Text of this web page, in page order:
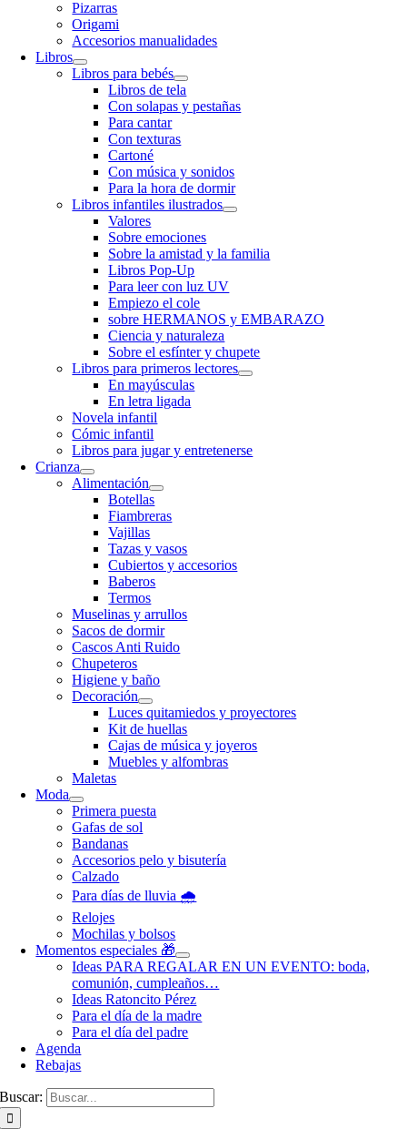
Pizarras
Origami
Accesorios manualidades
Libros
Libros para bebés
Libros de tela
Con solapas y pestañas
Para cantar
Con texturas
Cartoné
Con música y sonidos
Para la hora de dormir
Libros infantiles ilustrados
Valores
Sobre emociones
Sobre la amistad y la familia
Libros Pop-Up
Para leer con luz UV
Empiezo el cole
sobre HERMANOS y EMBARAZO
Ciencia y naturaleza
Sobre el esfínter y chupete
Libros para primeros lectores
En mayúsculas
En letra ligada
Novela infantil
Cómic infantil
Libros para jugar y entretenerse
Crianza
Alimentación
Botellas
Fiambreras
Vajillas
Tazas y vasos
Cubiertos y accesorios
Baberos
Termos
Muselinas y arrullos
Sacos de dormir
Cascos Anti Ruido
Chupeteros
Higiene y baño
Decoración
Luces quitamiedos y proyectores
Kit de huellas
Cajas de música y joyeros
Muebles y alfombras
Maletas
Moda
Primera puesta
Gafas de sol
Bandanas
Accesorios pelo y bisutería
Calzado
Para días de lluvia 🌧️
Relojes
Mochilas y bolsos
Momentos especiales 🎁
Ideas PARA REGALAR EN UN EVENTO: boda,
comunión, cumpleaños…
Ideas Ratoncito Pérez
Para el día de la madre
Para el día del padre
Agenda
Rebajas
Buscar: